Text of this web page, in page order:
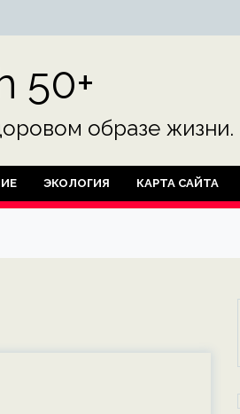
50+
образе жизни.
ЭКОЛОГИЯ КАРТА САЙТА